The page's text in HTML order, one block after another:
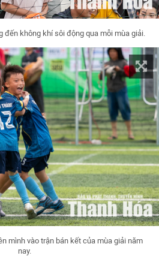
đến không khí sôi động qua mỗi mùa giải.
mình vào trận bán kết của mùa giải năm
nay.